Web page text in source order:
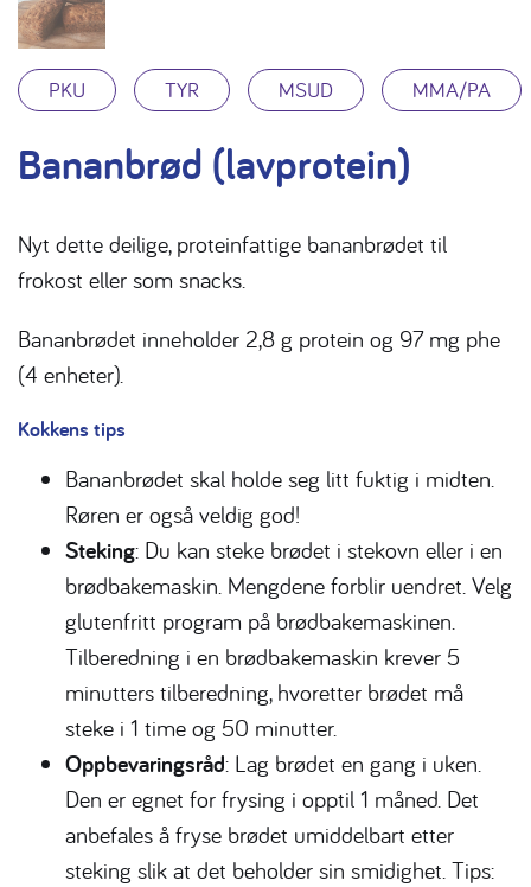
PKU TYR MSUD MMA/PA
Bananbrød (lavprotein)
Nyt dette deilige, proteinfattige bananbrødet til
frokost eller som snacks.
Bananbrødet inneholder 2,8 g protein og 97 mg phe
(4 enheter).
Kokkens tips
Bananbrødet skal holde seg litt fuktig i midten.
Røren er også veldig god!
Steking: Du kan steke brødet i stekovn eller i en
brødbakemaskin. Mengdene forblir uendret. Velg
glutenfritt program på brødbakemaskinen.
Tilberedning i en brødbakemaskin krever 5
minutters tilberedning, hvoretter brødet må
steke i 1 time og 50 minutter.
Oppbevaringsråd: Lag brødet en gang i uken.
Den er egnet for frysing i opptil 1 måned. Det
anbefales å fryse brødet umiddelbart etter
steking slik at det beholder sin smidighet. Tips: